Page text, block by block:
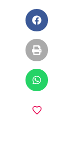
פייסבוק
הדפסה
ווטסאפ